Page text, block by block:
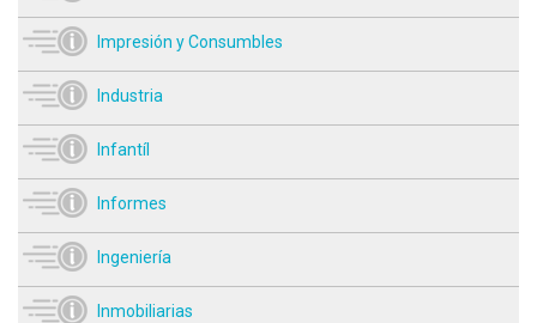
Impresión y Consumbles
Industria
Infantíl
Informes
Ingeniería
Inmobiliarias